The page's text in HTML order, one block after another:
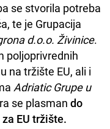
se stvorila potreba
te je Grupacija
d.o.o. Živinice.
poljoprivrednih
na tržište EU, ali i
Adriatic Grupe u
se plasman do
EU tržište.